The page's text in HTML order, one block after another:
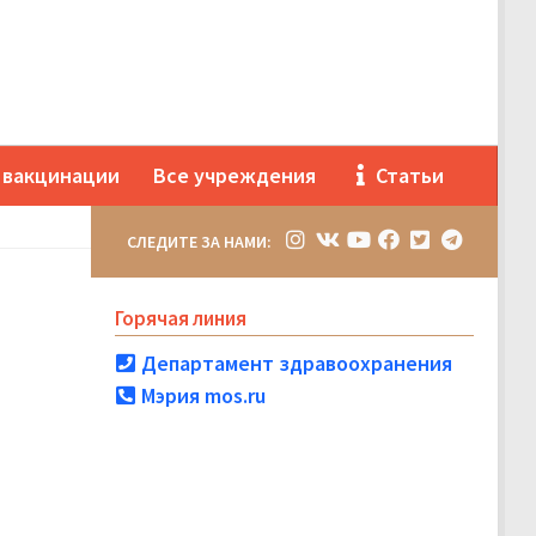
Все учреждения Статьи
СЛЕДИТЕ ЗА НАМИ:
Горячая линия
Департамент здравоохранения
Мэрия mos.ru